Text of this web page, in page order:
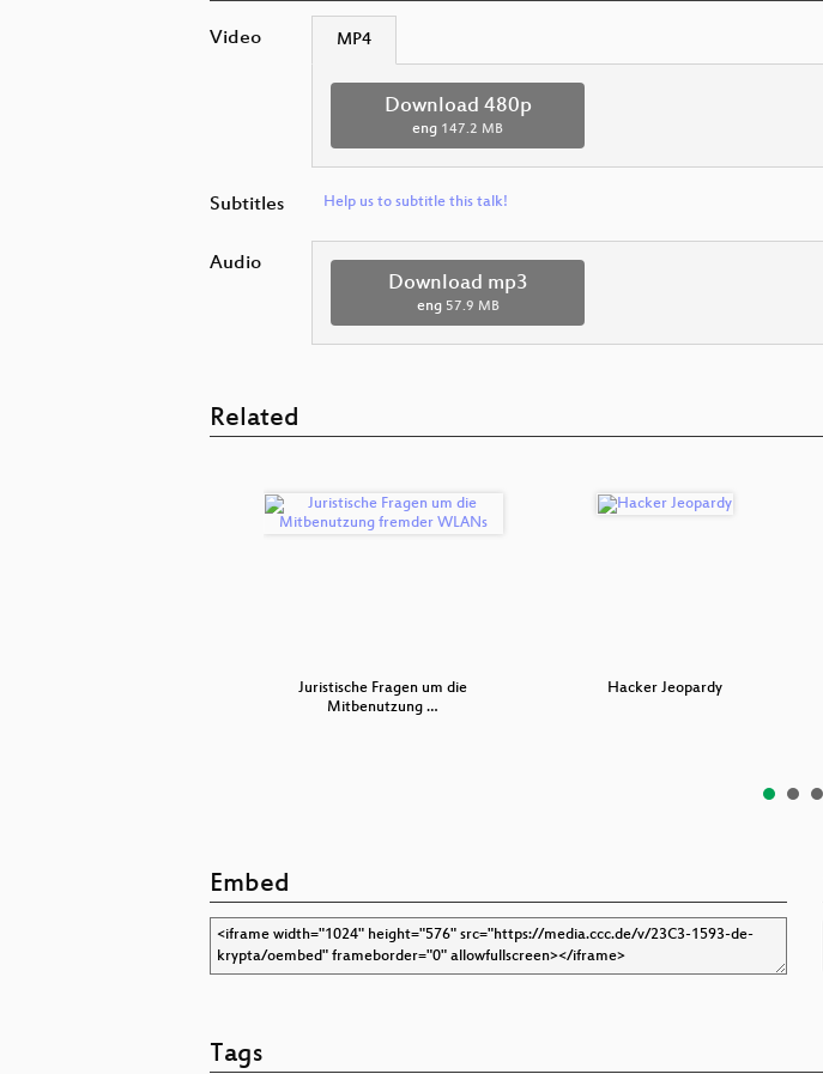
Video MP4
Download 480p
eng 147.2 MB
Subtitles Help us to subtitle this talk!
Audio
Download mp3
eng 57.9 MB
Related
Juristische Fragen um die
Mitbenutzung …
Hacker Jeopardy
Embed
Tags